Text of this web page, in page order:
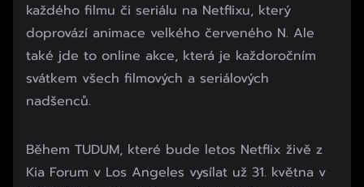
každého filmu či seriálu na Netflixu, který
doprovází animace velkého červeného N. Ale
také jde to online akce, která je každoročním
svátkem všech filmových a seriálových
nadšenců.
Během TUDUM, které bude letos Netflix živě z
Kia Forum v Los Angeles vysílat už 31. května v